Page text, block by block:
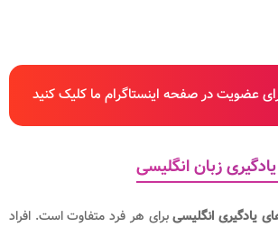
عضویت در صفحه اینستاگرام ما کلیک کنید
زبان انگلیسی
یادگیری انگلیسیبرای هر فرد متفاوت است. افراد